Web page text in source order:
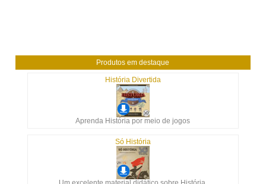
Produtos em destaque
História Divertida
Aprenda História por meio de jogos
Só História